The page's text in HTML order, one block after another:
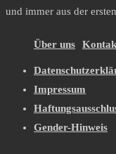
und immer aus der
Über uns
Impressum
Gender-Hinweis